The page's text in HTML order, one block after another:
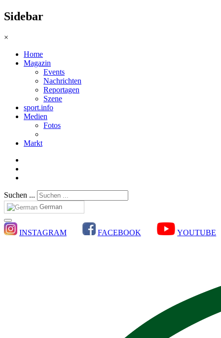
Sidebar
×
Home
Magazin
Events
Nachrichten
Reportagen
Szene
sport.info
Medien
Fotos
Markt
Suchen ...
German
INSTAGRAM FACEBOOK YOUTUBE